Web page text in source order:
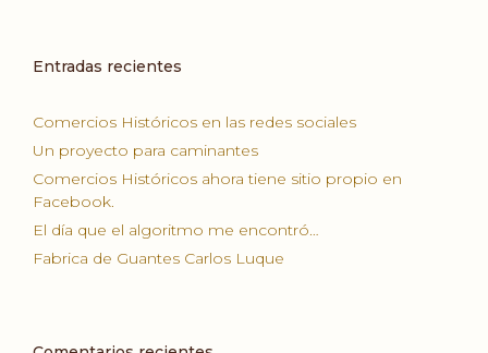
Entradas recientes
Comercios Históricos en las redes sociales
Un proyecto para caminantes
Comercios Históricos ahora tiene sitio propio en
Facebook.
El día que el algoritmo me encontró…
Fabrica de Guantes Carlos Luque